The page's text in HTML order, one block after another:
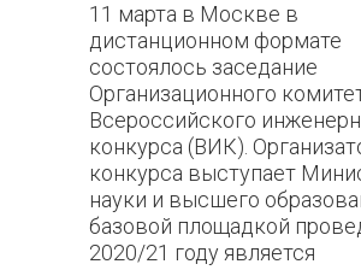
11 марта в Москве в
дистанционном формате
состоялось заседание
Организационного
Всероссийского
конкурса (ВИК).
конкурса выступает
науки и высшего
базовой площадкой
2020/21 году является